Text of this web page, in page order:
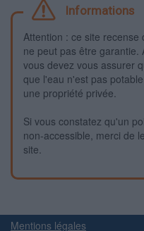
Informations
Attention : ce site
ne peut pas être garantie.
vous devez vous assurer
que l'eau n'est pas
une propriété privée.
Si vous constatez qu'un
non-accessible, merci de
site.
Mentions légales